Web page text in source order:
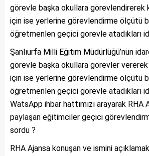
görevle başka okullara görevlendirerek
için ise yerlerine görevlendirme ölçütü
öğretmenlen geçici görevle atadıkları
Şanlıurfa Milli Eğitim Müdürlüğü’nün
görevle başka okullara görevler
için ise yerlerine görevlendirme ölçütü
öğretmenlen geçici görevle atadıkları
WatsApp ihbar hattımızı arayarak
paylaşan eğitimciler geçici
sordu ?
RHA Ajansa konuşan ve ismini